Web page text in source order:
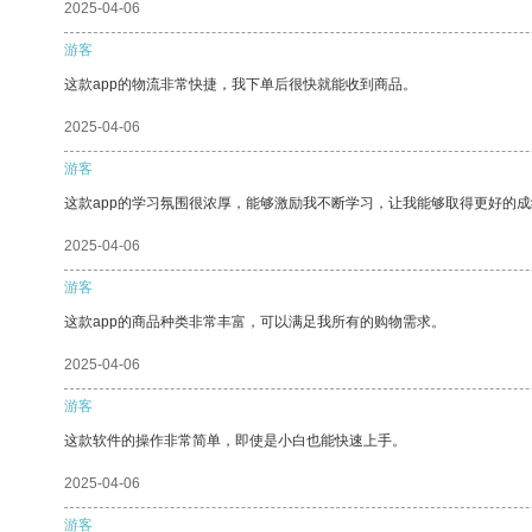
2025-04-06
游客
这款app的物流非常快捷，我下单后很快就能收到商品。
2025-04-06
游客
这款app的学习氛围很浓厚，能够激励我不断学习，让我能够取得更好的
2025-04-06
游客
这款app的商品种类非常丰富，可以满足我所有的购物需求。
2025-04-06
游客
这款软件的操作非常简单，即使是小白也能快速上手。
2025-04-06
游客